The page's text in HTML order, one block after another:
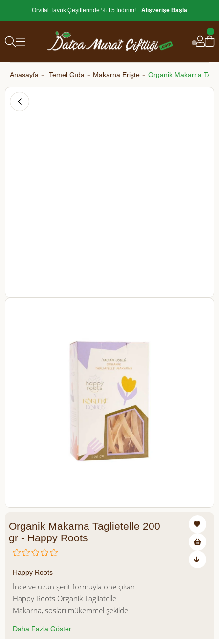
Orvital Tavuk Çeşitlerinde % 15 İndirim! Alışverişe Başla
Anasayfa Temel Gıda Makarna Erişte Organik Makarna
Organik Makarna Taglietelle 200
gr - Happy Roots
Happy Roots
İnce ve uzun şerit formuyla öne çıkan
Happy Roots Organik Tagliatelle
Makarna, sosları mükemmel şekilde
lezzetli bir deneyim sunar. Organik tarım
Daha Fazla Göster